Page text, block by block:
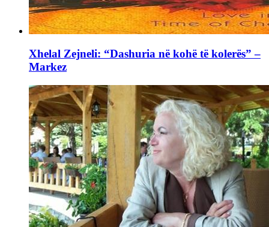
Xhelal Zejneli: “Dashuria në kohë të kolerës” –
Markez